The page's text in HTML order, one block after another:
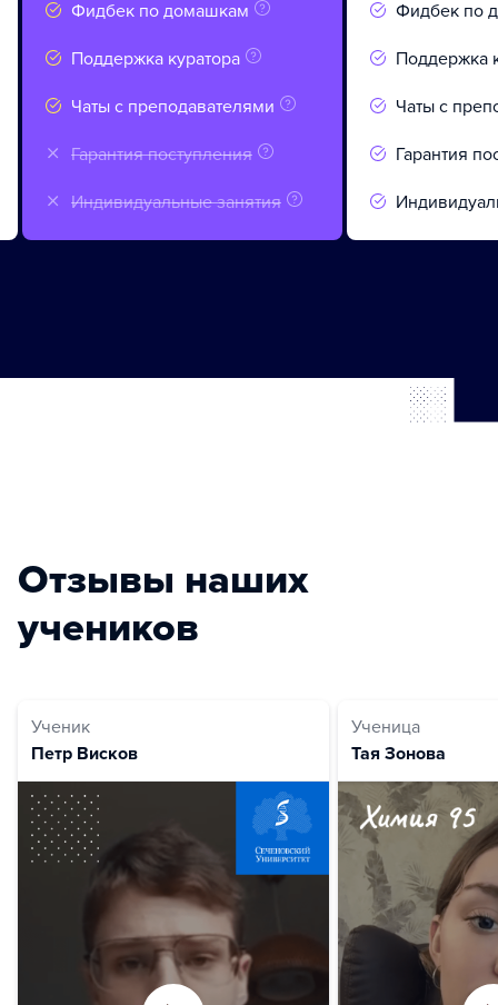
Фидбек по домашкам
Поддержка куратора
Чаты с преподавателями
Гарантия поступления
Индивидуальные занятия
Фидбек по
Поддержка
Чаты с
Гарантия
Отзывы наших
учеников
Ученик
Петр Висков
Ученица
Тая Зонова